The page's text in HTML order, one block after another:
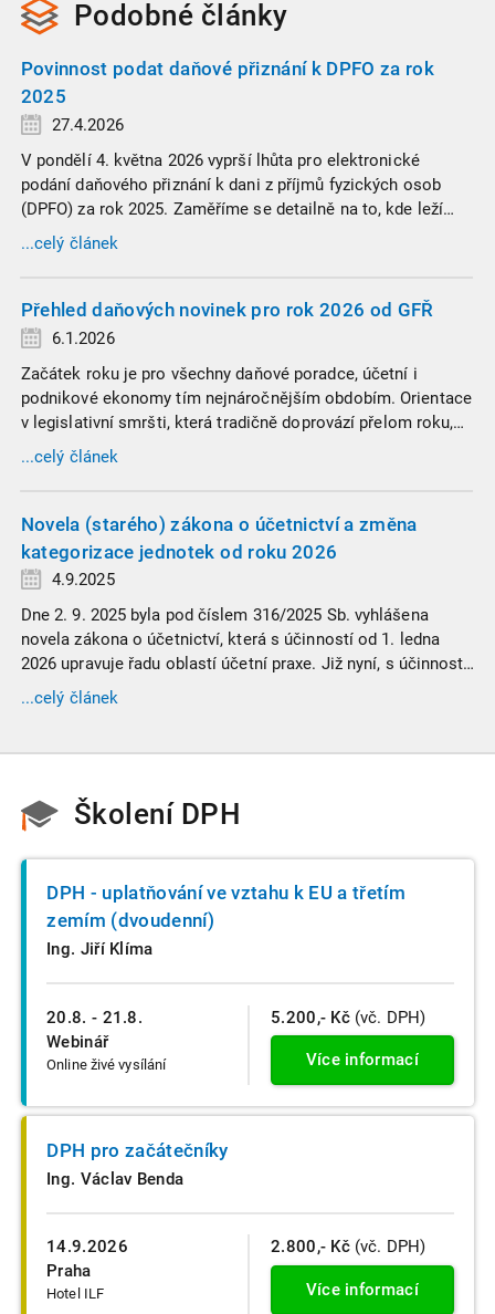
Podobné články
Povinnost podat daňové přiznání k DPFO za rok
2025
27.4.2026
V pondělí 4. května 2026 vyprší lhůta pro elektronické
podání daňového přiznání k dani z příjmů fyzických osob
(DPFO) za rok 2025. Zaměříme se detailně na to, kde leží
hranice povinnosti přiznání podat, jaké jsou nejčastější
chytáky v soubězích příjmů a na co si dát v roce 2026
...celý článek
Přehled daňových novinek pro rok 2026 od GFŘ
6.1.2026
Začátek roku je pro všechny daňové poradce, účetní i
podnikové ekonomy tím nejnáročnějším obdobím. Orientace
v legislativní smršti, která tradičně doprovází přelom roku,
vyžaduje nastudovat všechny novely a doprovodné
informace. Generální finanční ředitelství (GFŘ) zveřejnilo
žádného daňového profesionála.
...celý článek
Novela (starého) zákona o účetnictví a změna
kategorizace jednotek od roku 2026
4.9.2025
Dne 2. 9. 2025 byla pod číslem 316/2025 Sb. vyhlášena
novela zákona o účetnictví, která s účinností od 1. ledna
2026 upravuje řadu oblastí účetní praxe. Již nyní, s účinností
od 3. září 2025, platí nová, zvýšená kritéria pro zařazení firem
do velikostních a použijí se zpětně již pro účetní období
...celý článek
Školení DPH
20.8. - 21.8.
Webinář
Online živé vysílání
DPH - uplatňování ve vztahu k EU a třetím
zemím (dvoudenní)
Ing. Jiří Klíma
5.200,- Kč (vč. DPH)
Více informací
14.9.2026
Praha
Hotel ILF
DPH pro začátečníky
Ing. Václav Benda
2.800,- Kč (vč. DPH)
Více informací